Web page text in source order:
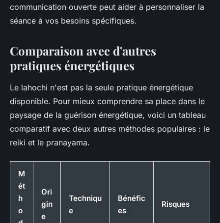
communication ouverte peut aider à personnaliser la
séance à vos besoins spécifiques.
Comparaison avec d'autres
pratiques énergétiques
Le lahochi n'est pas la seule pratique énergétique
disponible. Pour mieux comprendre sa place dans le
paysage de la guérison énergétique, voici un tableau
comparatif avec deux autres méthodes populaires : le
reiki et le pranayama.
M
ét
h
o
Ori
gin
e
Techniqu
e
Bénéfic
es
Risques